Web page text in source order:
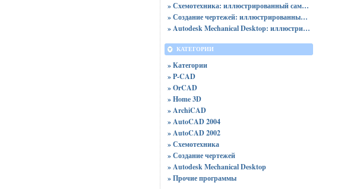
» Схемотехника: иллюстрированный самоучитель
» Создание чертежей: иллюстрированный самоучитель
» Autodesk Mechanical Desktop: иллюстрированный самоучитель
КАТЕГОРИИ
» Категории
» P-CAD
» OrCAD
» Home 3D
» ArchiCAD
» AutoCAD 2004
» AutoCAD 2002
» Схемотехника
» Создание чертежей
» Autodesk Mechanical Desktop
» Прочие программы